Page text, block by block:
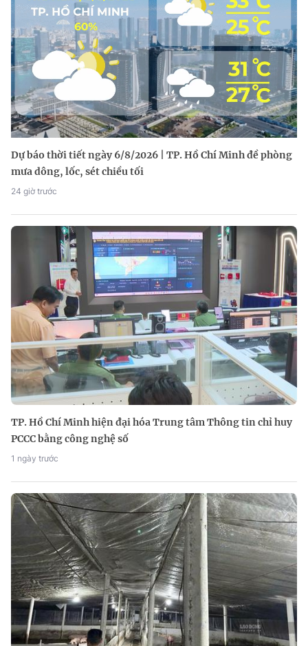
Dự báo thời tiết ngày 6/8/2026 | TP. Hồ Chí Minh đề phòng
mưa dông, lốc, sét chiều tối
24 giờ trước
TP. Hồ Chí Minh hiện đại hóa Trung tâm Thông tin chỉ huy
PCCC bằng công nghệ số
1 ngày trước